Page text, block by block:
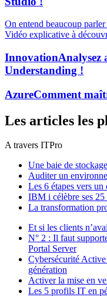
On entend beaucoup
Vidéo explicative à
InnovationAnalysez
Understanding !
AzureComment
Les articles les
A travers ITPro
Une baie de
Auditer un
Les 6 étapes vers un
IBM i célèbre ses 25
La transformation
Et si les clients
N° 2 : Il faut
Portal Server
Cybersécurité
génération
Activer la mise en
Les 5 profils IT en